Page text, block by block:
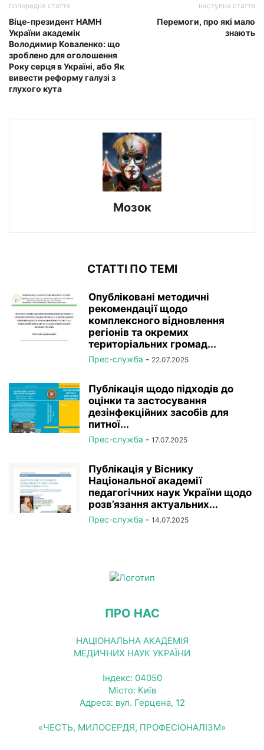
попередня стаття
Віце-президент НАМН
України академік
Володимир Коваленко: що
зроблено для оголошення
Року серця в Україні, або Як
вивести реформу галузі з
глухого кута
наступна стаття
Перемоги, про які мало
знають
Мозок
СТАТТІ ПО ТЕМІ
Опубліковані методичні
рекомендації щодо
комплексного відновлення
регіонів та окремих
територіальних громад...
Прес-служба - 22.07.2025
Публікація щодо підходів до
оцінки та застосування
дезінфекційних засобів для
питної...
Прес-служба - 17.07.2025
Публікація у Віснику
Національної академії
педагогічних наук України щодо
розв’язання актуальних...
Прес-служба - 14.07.2025
ПРО НАС
НАЦІОНАЛЬНА АКАДЕМІЯ
МЕДИЧНИХ НАУК УКРАЇНИ
Індекс: 04050
Місто: Київ
Адреса: вул. Герцена, 12
«ЧЕСТЬ, МИЛОСЕРДЯ, ПРОФЕСІОНАЛІЗМ»